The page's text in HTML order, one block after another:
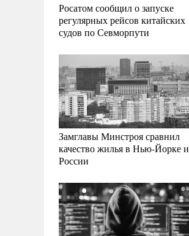
Росатом сообщил о запуске
регулярных рейсов китайских
судов по Севморпути
Замглавы Минстроя сравнил
качество жилья в Нью-Йорке и
России